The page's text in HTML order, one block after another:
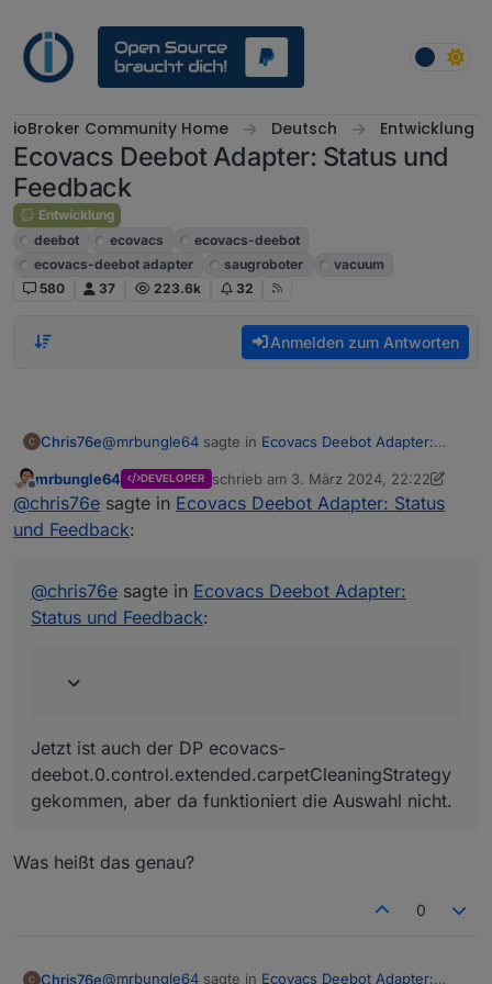
ioBroker Community Home Deutsch Entwicklung
Ecovacs Deebot Adapter: Status und
Feedback
Entwicklung
deebot
ecovacs
ecovacs-deebot
ecovacs-deebot adapter
saugroboter
vacuum
580
37 223.6k 32
Anmelden zum Antworten
Chris76e@mrbungle64 sagte in Ecovacs Deebot Adapter:
Erstelle Datenpunkt für die Auto-
Saugkraftverstärkung
("control.extended.autoBoostSuction")
Sorry, hatte ich vergessen das es das gibt.
@
chris76e sagte in
Ecovacs Deebot Adapter: Status
und Feedback:
Offline
mrbungle64 DEVELOPER schrieb am 3. März 2024, 22:22
zuletzt editiert von mrbungle643. März
@chris76e sagte in Ecovacs Deebot Adapter: Status
und Feedback:
@chris76e sagte in Ecovacs Deebot Adapter:
Status und Feedback:
Jetzt ist auch der DP ecovacs-
deebot.0.control.extended.carpetCleaningStrategy
gekommen, aber da funktioniert die Auswahl nicht.
Was heißt das genau?
0
Chris76e@mrbungle64 sagte in Ecovacs Deebot Adapter: